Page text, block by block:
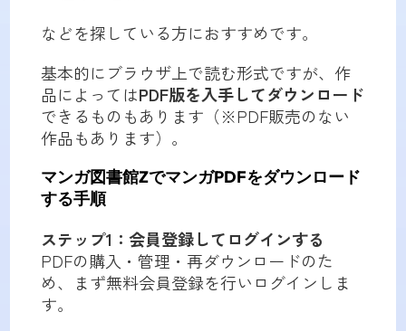
などを探している方におすすめです。
基本的にブラウザ上で読む形式ですが、作
品によってはPDF版を入手してダウンロード
できるものもあります（※PDF販売のない
作品もあります）。
マンガ図書館ZでマンガPDFをダウンロード
する手順
ステップ1：会員登録してログインする
PDFの購入・管理・再ダウンロードのた
め、まず無料会員登録を行いログインしま
す。